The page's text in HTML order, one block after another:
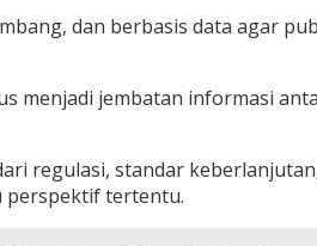
dan berbasis data agar
menjadi jembatan informasi
regulasi, standar
perspektif tertentu.